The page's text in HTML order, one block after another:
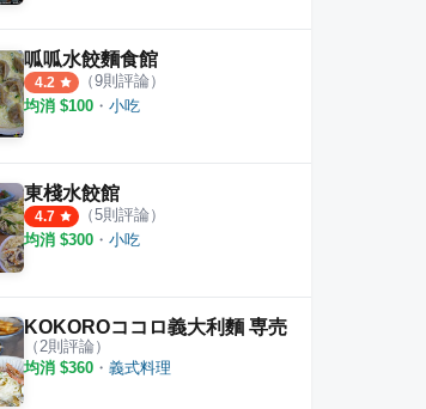
4.0 ·
呱呱水餃麵食館
4.2 （9則評論）
均消 $100 ・ 小吃
東棧水餃館
4.7 （5則評論）
均消 $300 ・ 小吃
KOKOROココロ義大利麵 専売
（ 2則評論）
均消 $360 ・ 義式料理